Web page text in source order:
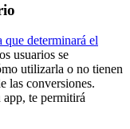
que determinará el
usuarios se
utilizarla o no tienen
las conversiones.
te permitirá